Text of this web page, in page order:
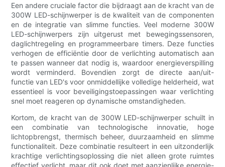
Een andere cruciale factor die bijdraagt ​​aan de kracht van de
300W LED-schijnwerper is de kwaliteit van de componenten
en de integratie van slimme functies. Veel moderne 300W
LED-schijnwerpers zijn uitgerust met bewegingssensoren,
daglichtregeling en programmeerbare timers. Deze functies
verhogen de efficiëntie door de verlichting automatisch aan
te passen wanneer dat nodig is, waardoor energieverspilling
wordt verminderd. Bovendien zorgt de directe aan/uit-
functie van LED's voor onmiddellijke volledige helderheid, wat
essentieel is voor beveiligingstoepassingen waar verlichting
snel moet reageren op dynamische omstandigheden.
Kortom, de kracht van de 300W LED-schijnwerper schuilt in
een combinatie van technologische innovatie, hoge
lichtopbrengst, thermisch beheer, duurzaamheid en slimme
functionaliteit. Deze combinatie resulteert in een uitzonderlijk
krachtige verlichtingsoplossing die niet alleen grote ruimtes
effectief verlicht, maar dit ook doet met aanzienlijke energie-